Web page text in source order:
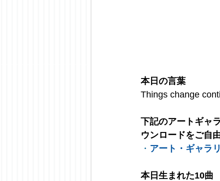
本日の言葉
Things change
下記のアートギャ
ウンロードをご自
・ アート・ギャラ
本日生まれた10曲